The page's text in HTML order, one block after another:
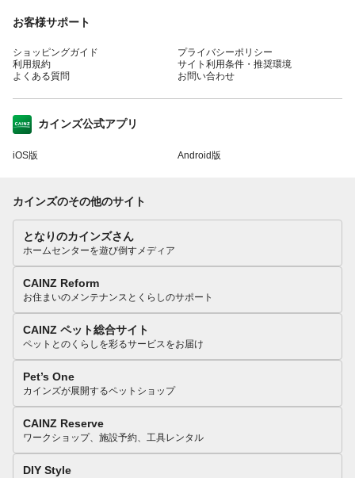
お客様サポート
ショッピングガイド
利用規約
よくある質問
プライバシーポリシー
サイト利用条件・推奨環境
お問い合わせ
カインズ公式アプリ
iOS版 Android版
カインズのその他のサイト
となりのカインズさん
ホームセンターを遊び倒すメディア
CAINZ Reform
お住まいのメンテナンスとくらしのサポート
CAINZ ペット総合サイト
ペットとのくらしを彩るサービスをお届け
Pet’s One
カインズが展開するペットショップ
CAINZ Reserve
ワークショップ、施設予約、工具レンタル
DIY Style